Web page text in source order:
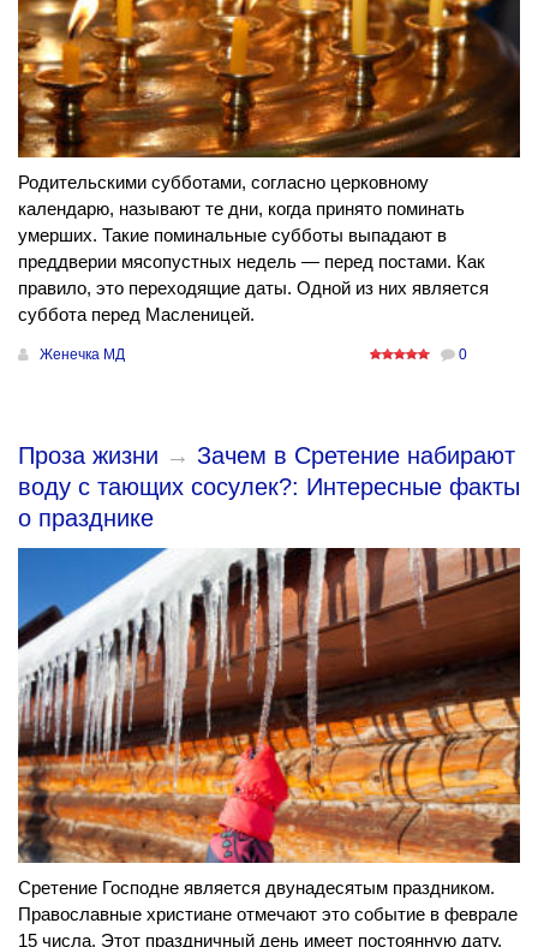
Родительскими субботами, согласно церковному
календарю, называют те дни, когда принято поминать
умерших. Такие поминальные субботы выпадают в
преддверии мясопустных недель — перед постами. Как
правило, это переходящие даты. Одной из них является
суббота перед Масленицей.
Женечка МД 0
Проза жизни → Зачем в Сретение набирают
воду с тающих сосулек?: Интересные факты
о празднике
Сретение Господне является двунадесятым праздником.
Православные христиане отмечают это событие в феврале
15 числа. Этот праздничный день имеет постоянную дату.